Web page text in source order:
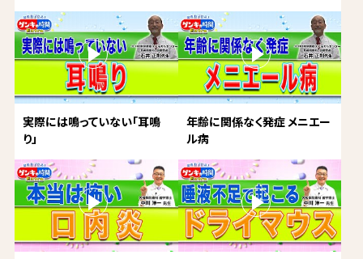
実際には鳴っていない「耳鳴
り」
年齢に関係なく発症 メニエー
ル病